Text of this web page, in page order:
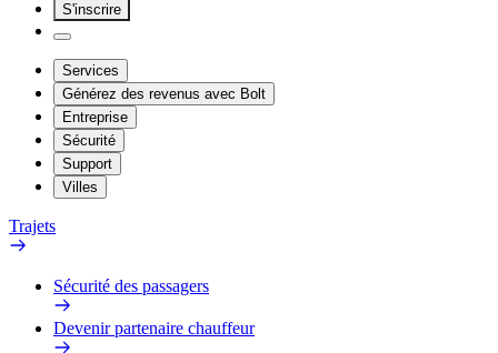
S'inscrire
Services
Générez des revenus avec Bolt
Entreprise
Sécurité
Support
Villes
Trajets
Sécurité des passagers
Devenir partenaire chauffeur